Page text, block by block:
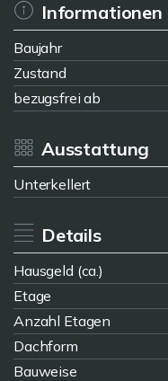
Informationen
Baujahr
Zustand
bezugsfrei ab
Ausstattung
Unterkellert
Details
Hausgeld (ca.)
Etage
Anzahl Etagen
Dachform
Bauweise